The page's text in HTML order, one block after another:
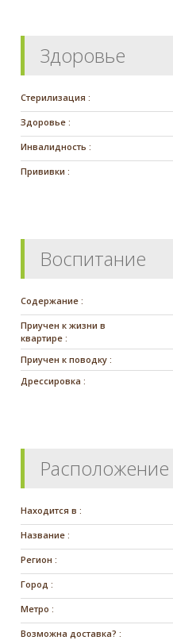
Здоровье
Стерилизация :
Здоровье :
Инвалидность :
Прививки :
Воспитание
Содержание :
Приучен к жизни в
квартире :
Приучен к поводку :
Дрессировка :
Расположение
Находится в :
Название :
Регион :
Город :
Метро :
Возможна доставка? :